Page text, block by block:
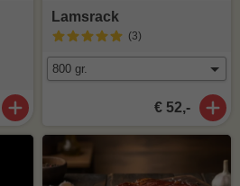
Lamsrack
(3)
€ 52,-